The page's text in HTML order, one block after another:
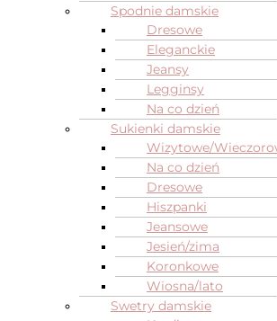
Spodnie damskie
Dresowe
Eleganckie
Jeansy
Legginsy
Na co dzień
Sukienki damskie
Wizytowe/
Na co dzień
Dresowe
Hiszpanki
Jeansowe
Jesień/zima
Koronkowe
Wiosna/lato
Swetry damskie